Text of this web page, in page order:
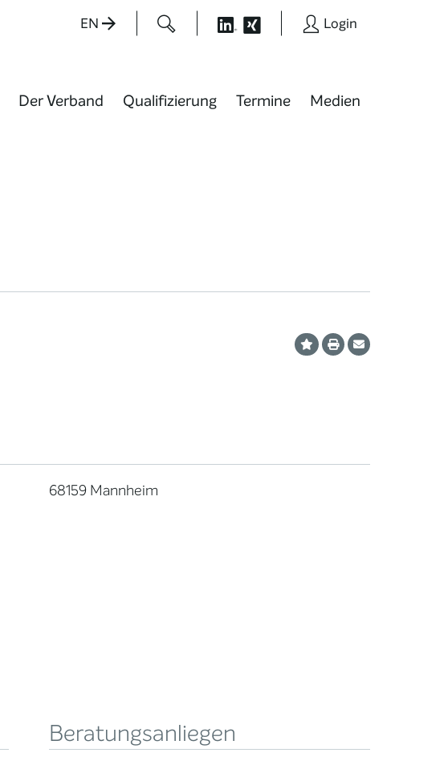
EN Login
Der Verband Qualifizierung Termine Medien
68159 Mannheim
Beratungsanliegen